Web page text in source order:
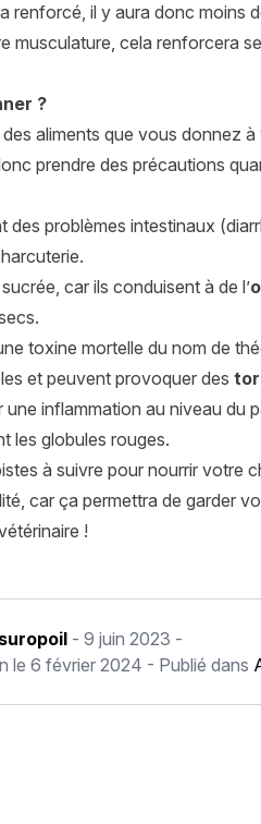
renforcé, il y aura donc moins
musculature, cela renforcera
?
aliments que vous donnez
prendre des précautions
des problèmes intestinaux
car ils conduisent à de l’
toxine mortelle du nom de
et peuvent provoquer des
inflammation au niveau du
les globules rouges.
à suivre pour nourrir votre
car ça permettra de garder
!
- 9 juin 2023 -
le 6 février 2024 - Publié dans
: pourquoi et que faire ?